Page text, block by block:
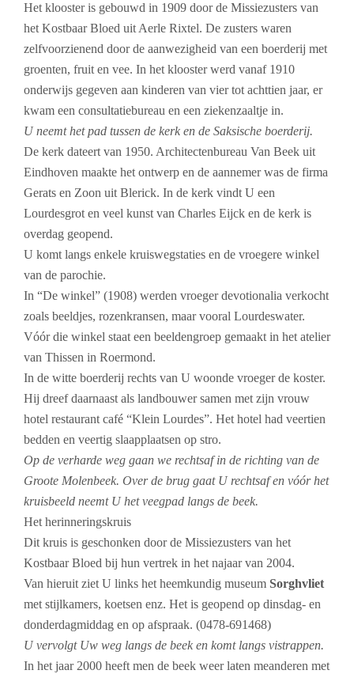
Het klooster is gebouwd in 1909 door de Missiezusters van
het Kostbaar Bloed uit Aerle Rixtel. De zusters waren
zelfvoorzienend door de aanwezigheid van een boerderij met
groenten, fruit en vee. In het klooster werd vanaf 1910
onderwijs gegeven aan kinderen van vier tot achttien jaar, er
kwam een consultatiebureau en een ziekenzaaltje in.
U neemt het pad tussen de kerk en de Saksische boerderij.
De kerk dateert van 1950. Architectenbureau Van Beek uit
Eindhoven maakte het ontwerp en de aannemer was de firma
Gerats en Zoon uit Blerick. In de kerk vindt U een
Lourdesgrot en veel kunst van Charles Eijck en de kerk is
overdag geopend.
U komt langs enkele kruiswegstaties en de vroegere winkel
van de parochie.
In “De winkel” (1908) werden vroeger devotionalia verkocht
zoals beeldjes, rozenkransen, maar vooral Lourdeswater.
Vóór die winkel staat een beeldengroep gemaakt in het atelier
van Thissen in Roermond.
In de witte boerderij rechts van U woonde vroeger de koster.
Hij dreef daarnaast als landbouwer samen met zijn vrouw
hotel restaurant café “Klein Lourdes”. Het hotel had veertien
bedden en veertig slaapplaatsen op stro.
Op de verharde weg gaan we rechtsaf in de richting van de
Groote Molenbeek. Over de brug gaat U rechtsaf en vóór het
kruisbeeld neemt U het veegpad langs de beek.
Het herinneringskruis
Dit kruis is geschonken door de Missiezusters van het
Kostbaar Bloed bij hun vertrek in het najaar van 2004.
Van hieruit ziet U links het heemkundig museum Sorghvliet
met stijlkamers, koetsen enz. Het is geopend op dinsdag- en
donderdagmiddag en op afspraak. (0478-691468)
U vervolgt Uw weg langs de beek en komt langs vistrappen.
In het jaar 2000 heeft men de beek weer laten meanderen met